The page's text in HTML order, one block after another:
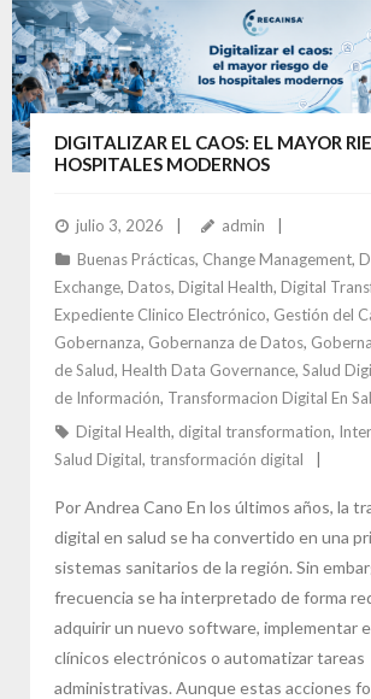
DIGITALIZAR EL CAOS: EL MAYOR
HOSPITALES MODERNOS
julio 3, 2026
admin
Buenas Prácticas, Change Management,
Exchange, Datos, Digital Health, Digital
Expediente Clinico Electrónico, Gestión del
Gobernanza, Gobernanza de Datos,
de Salud, Health Data Governance, Salud
de Información, Transformacion Digital En
Digital Health, digital transformation,
Salud Digital, transformación digital
Por Andrea Cano En los últimos años, la
digital en salud se ha convertido en una
sistemas sanitarios de la región. Sin
frecuencia se ha interpretado de forma
adquirir un nuevo software, implementar
clínicos electrónicos o automatizar tareas
administrativas. Aunque estas acciones